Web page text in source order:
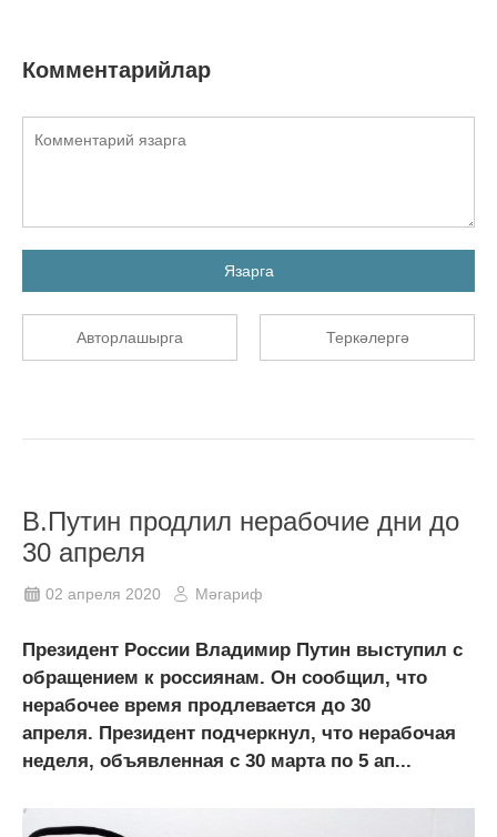
Комментарийлар
Язарга
Авторлашырга Теркәлергә
В.Путин продлил нерабочие дни до
30 апреля
02 апреля 2020 Мәгариф
Президент России Владимир Путин выступил с
обращением к россиянам. Он сообщил, что
нерабочее время продлевается до 30
апреля. Президент подчеркнул, что нерабочая
неделя, объявленная с 30 марта по 5 ап...